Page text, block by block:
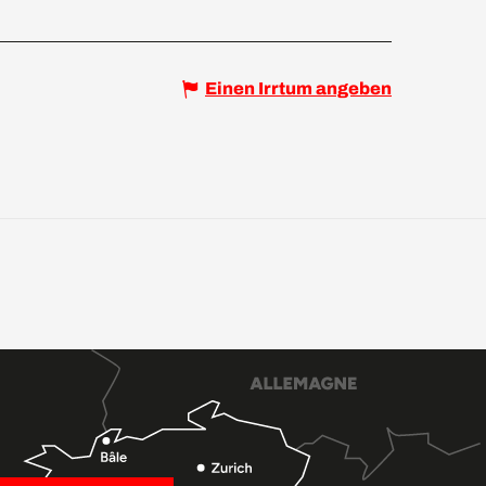
Einen Irrtum angeben